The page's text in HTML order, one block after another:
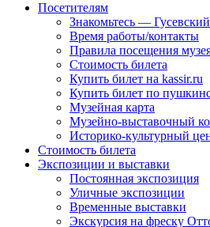
Посетителям
Знакомьтесь —
Время работы/контакты
Правила посещения
Стоимость билета
Купить билет на kassir.ru
Купить билет по
Музейная карта
Музейно-выставочный
Историко-культурный
Стоимость билета
Экспозиции и выставки
Постоянная экспозиция
Уличные экспозиции
Временные выставки
Экскурсия на фреску